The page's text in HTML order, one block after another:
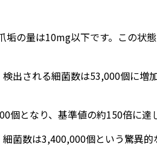
の量は10mg以下です。この状
出される細菌数は53,000個に増
となり、基準値の約150倍に達
菌数は3,400,000個という驚異